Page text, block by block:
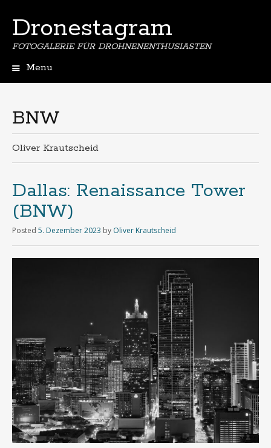
Dronestagram
FOTOGALERIE FÜR DROHNENENTHUSIASTEN
Menu
BNW
Oliver Krautscheid
Dallas: Renaissance Tower
(BNW)
Posted 5. Dezember 2023 by Oliver Krautscheid